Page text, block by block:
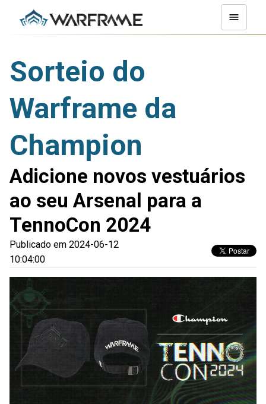
Sorteio do
Warframe da
Champion
Adicione novos vestuários
ao seu Arsenal para a
TennoCon 2024
Publicado em 2024-06-12
10:04:00